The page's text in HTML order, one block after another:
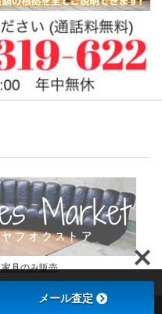
具のみ販売
メール査定